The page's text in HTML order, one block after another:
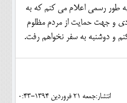
طور رسمی اعلام می کنم که به
و جهت حمایت از مردم مظلوم
و دوشنبه به سفر نخواهم رفت.
انتشار:جمعه 21 فروردين 1394-0:43